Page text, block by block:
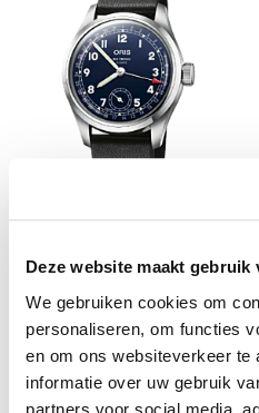
Deze website maakt gebruik
We gebruiken cookies om
personaliseren, om functies
en om ons websiteverkeer te
informatie over uw gebruik
partners voor social media,
Oris Big Crown Pointer Date
€ 3.600,00